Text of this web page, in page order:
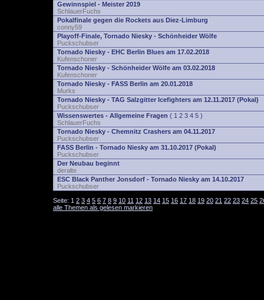
Gewinnspiel - Meister 2019
SchlauerFuchs
Pokalfinale gegen die Rockets aus Diez-Limburg
conny59
Playoff-Finale, Tornado Niesky - Schönheider Wölfe
Puckschubser
Tornado Niesky - EHC Berlin Blues am 17.02.2018
Kufenschoner
Tornado Niesky - Schönheider Wölfe am 03.02.2018
Kufenschoner
Tornado Niesky - FASS Berlin am 20.01.2018
Murks
Tornado Niesky - TAG Salzgitter Icefighters am 12.11.2017 (Pokal)
Puckschubser
Wissenswertes - Allgemeine Fragen ( 1 2 3 4 5 )
SchlauerFuchs
Tornado Niesky - Chemnitz Crashers am 04.11.2017
Puckschubser
FASS Berlin - Tornado Niesky am 31.10.2017 (Pokal)
Puckschubser
Der Neubau beginnt
deralte
ESC Black Panther Jonsdorf - Tornado Niesky am 14.10.2017
Puckschubser
Seite: 1 2 3 4 5 6 7 8 9 10 11 12 13 14 15 16 17 18 19 20 21 22 23 24 25
alle Themen als gelesen markieren